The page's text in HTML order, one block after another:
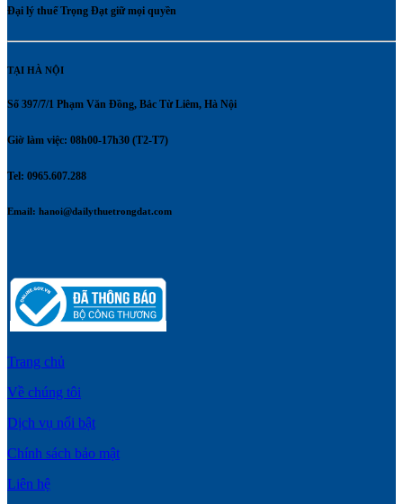
Đại lý thuế Trọng Đạt giữ mọi quyền
TẠI HÀ NỘI
Số 397/7/1 Phạm Văn Đồng, Bắc Từ Liêm, Hà Nội
Giờ làm việc: 08h00-17h30 (T2-T7)
Tel: 0965.607.288
Email: hanoi@dailythuetrongdat.com
Trang chủ
Về chúng tôi
Dịch vụ nổi bật
Chính sách bảo mật
Liên hệ